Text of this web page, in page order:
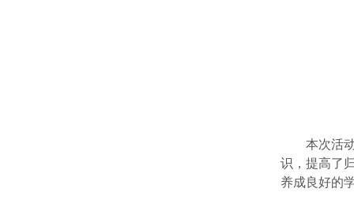
本次活
识，提高了
养成良好的